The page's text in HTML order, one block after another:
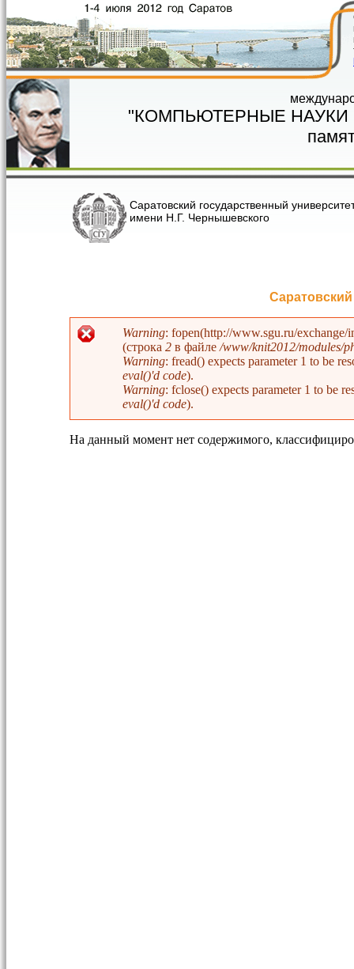
Перейти к основному содержанию
"КОМПЬЮТЕРНЫЕ
Саратовский государственный
имени Н.Г. Чернышевского
Сообщение об ошибке
Warning: fopen(http://www.sgu.ru/
(строка 2 в файле/www/knit2012/modules/
Warning: fread() expects parameter 1 to be
eval()'d code).
Warning: fclose() expects parameter 1 to be
eval()'d code).
На данный момент нет содержимого,